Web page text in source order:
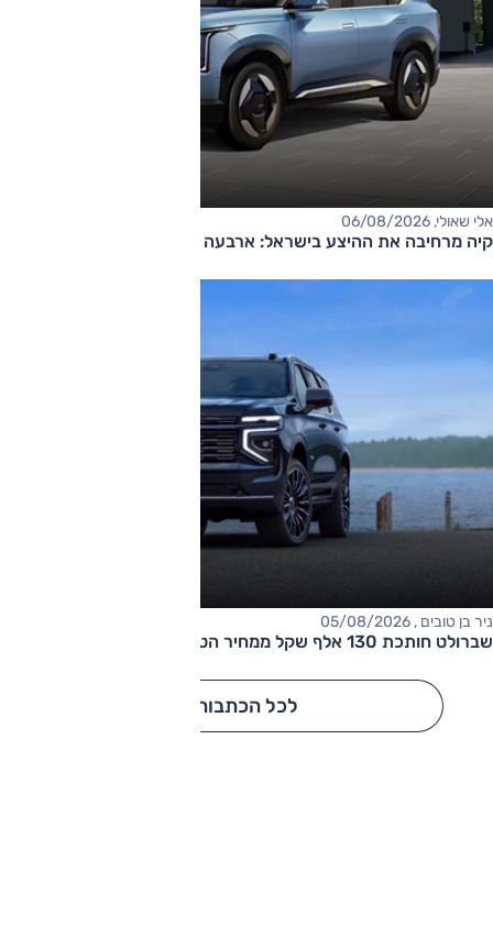
אלי שאולי, 06/08/2026
קיה מרחיבה את ההיצע בישראל: ארבעה דגמים חדשים בדרך
ניר בן טובים , 05/08/2026
שברולט חותכת 130 אלף שקל ממחיר הטאהו
לכל הכתבות